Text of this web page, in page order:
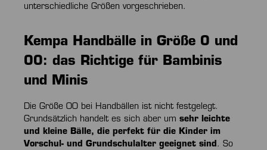
unterschiedliche Größen vorgeschrieben.
Kempa Handbälle in Größe 0 und
00: das Richtige für Bambinis
und Minis
Die Größe 00 bei Handbällen ist nicht festgelegt.
Grundsätzlich handelt es sich aber um sehr leichte
und kleine Bälle, die perfekt für die Kinder im
Vorschul- und Grundschulalter geeignet sind. So